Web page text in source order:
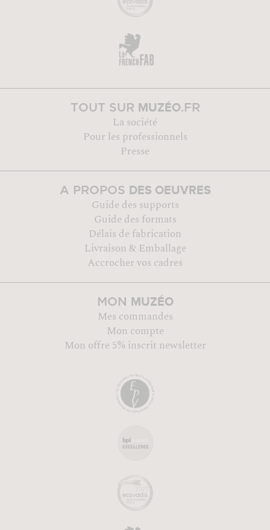
TOUT SUR MUZÉO.FR
La société
Pour les professionnels
Presse
A PROPOS DES OEUVRES
Guide des supports
Guide des formats
Délais de fabrication
Livraison & Emballage
Accrocher vos cadres
MON MUZÉO
Mes commandes
Mon compte
Mon offre 5% inscrit newsletter